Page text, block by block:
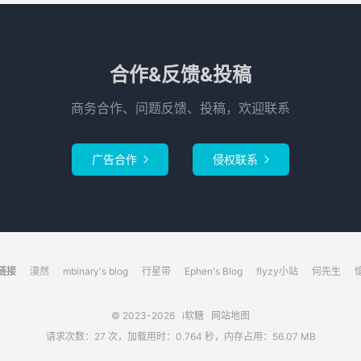
合作&反馈&投稿
商务合作、问题反馈、投稿，欢迎联系
广告合作  侵权联系 
接 漠然 mbinary's blog 行星带 Ephen's Blog flyzy小站 何先生
© 2023-2026 i软糖
网站地图
请求次数：27 次，加载用时：0.764 秒，内存占用：56.07 MB